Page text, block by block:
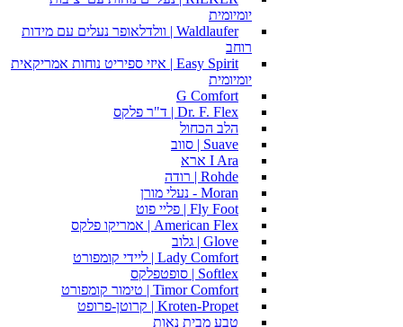
יומיומית
Waldlaufer | וולדלאופר נעלים עם מידות
רוחב
Easy Spirit | איזי ספיריט נוחות אמריקאית
יומיומית
G Comfort
Dr. F. Flex | ד"ר פלקס
הלב הכחול
Suave | סווב
I Ara ארא
Rohde | רודה
Moran - נעלי מורן
Fly Foot | פליי פוט
American Flex | אמריקו פלקס
Glove | גלוב
Lady Comfort | ליידי קומפורט
Softlex | סופטפלקס
Timor Comfort | טימור קומפורט
Kroten-Propet | קרוטן-פרופט
טבע מבית נאות